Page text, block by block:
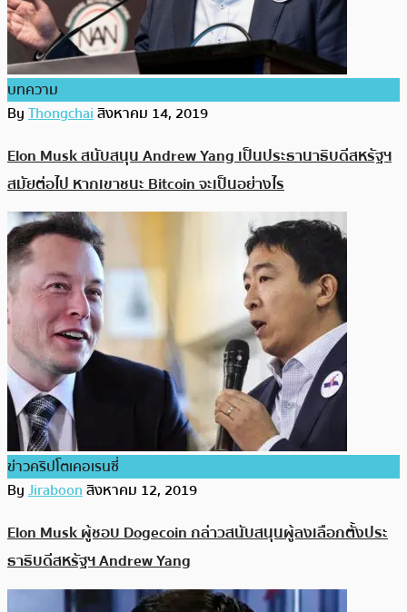
บทความ
ByThongchaiสิงหาคม 14, 2019
Elon Musk สนับสนุน Andrew Yang เป็นประธานาธิบดีสหรัฐฯ
สมัยต่อไป หากเขาชนะ Bitcoin จะเป็นอย่างไร
ข่าวคริปโตเคอเรนซี่
ByJiraboonสิงหาคม 12, 2019
Elon Musk ผู้ชอบ Dogecoin กล่าวสนับสนุนผู้ลงเลือกตั้งประ
ธาธิบดีสหรัฐฯ Andrew Yang